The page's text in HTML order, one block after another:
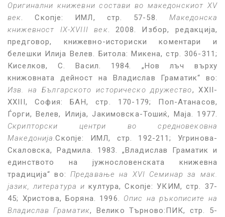
Оригинални книжевни состави во македонскиот XV
век . Скопје: ИМЛ, стр. 57-58. Македонска
книжевност IX-XVIII век . 2008. Избор, редакција,
предговор, книжевно-историски коментари и
белешки Илија Велев. Битола: Микена, стр. 306-311;
Киселков, С. Васил. 1984. „Нов лъч върху
книжовната дейност на Владислав Граматик“ во:
Изв. на Българското историческо дружество, XXII-
XXIII, София: БАН, стр. 170-179; Поп-Атанасов,
Ѓорги, Велев, Илија, Јакимовска-Тошиќ, Маја. 1977.
Скрипторски центри во средновековна
Македонија.Скопје: ИМЛ, стр. 192-211; Угринова-
Скаловска, Радмила. 1983. „Владислав Граматик и
единството на јужнословенската книжевна
традиција“ во: Предавање на XVI Семинар за мак.
јазик, литература икултура, Скопје: УКИМ, стр. 37-
45; Христова, Боряна. 1996. Опис на ръкописите на
Владислав Граматик, Велико Търново:ПИК, стр. 5-